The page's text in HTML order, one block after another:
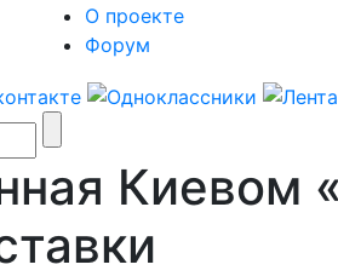
О проекте
Форум
Киевом